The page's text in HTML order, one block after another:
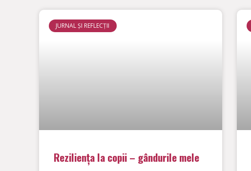
JURNAL ȘI REFLECȚII
Reziliența la copii – gândurile mele